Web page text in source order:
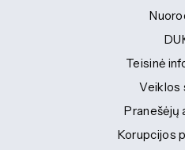
Teisinė
Veiklos
Pranešėjų
Korupcijos